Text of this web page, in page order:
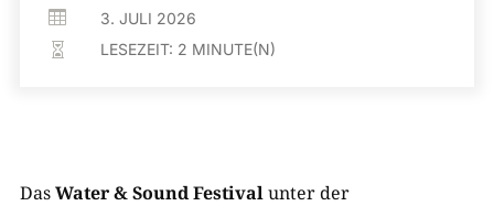
 3. JULI 2026
 LESEZEIT: 2 MINUTE(N)
DasWater & Sound Festivalunter der